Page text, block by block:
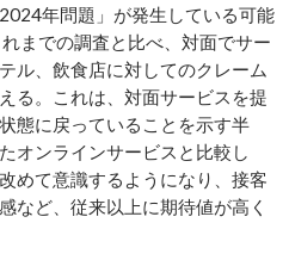
年問題」が発生している可能
までの調査と比べ、対面でサー
ル、飲食店に対してのクレーム
る。これは、対面サービスを提
態に戻っていることを示す半
オンラインサービスと比較し
めて意識するようになり、接客
など、従来以上に期待値が高く